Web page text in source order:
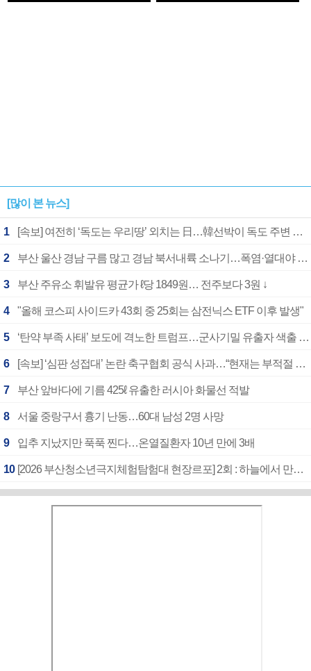
1182개팀 전수조사 확정
[많이 본 뉴스]
1 [속보] 여전히 ‘독도는 우리땅’ 외치는 日…韓선박이 독도 주변 해양조사 활동하자 반발
2 부산 울산 경남 구름 많고 경남 북서내륙 소나기…폭염·열대야 계속
3 부산 주유소 휘발유 평균가 ℓ당 1849원… 전주보다 3원 ↓
4 "올해 코스피 사이드카 43회 중 25회는 삼전닉스 ETF 이후 발생"
5 ‘탄약 부족 사태’ 보도에 격노한 트럼프…군사기밀 유출자 색출 지시
6 [속보] ‘심판 성접대’ 논란 축구협회 공식 사과…“현재는 부적절 행위 없어”
7 부산 앞바다에 기름 425ℓ 유출한 러시아 화물선 적발
8 서울 중랑구서 흉기 난동…60대 남성 2명 사망
9 입추 지났지만 푹푹 찐다…온열질환자 10년 만에 3배
10 [2026 부산청소년극지체험탐험대 현장르포] 2회 : 하늘에서 만난 얼음의 나라